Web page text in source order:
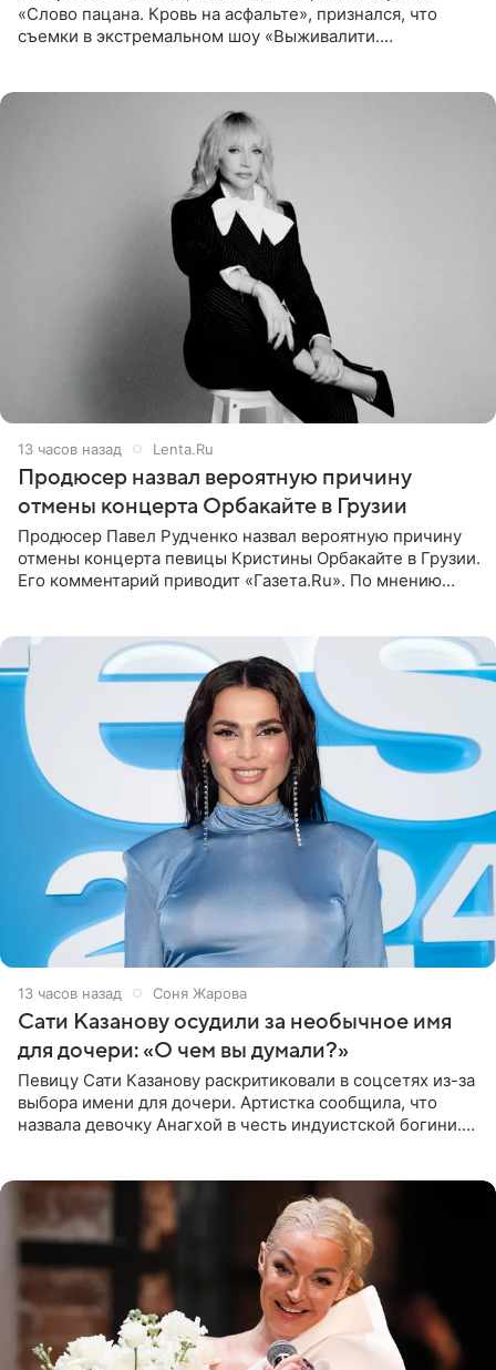
«Слово пацана. Кровь на асфальте», признался, что
съемки в экстремальном шоу «Выживалити.
13 часов назад Lenta.Ru
Продюсер назвал вероятную причину
отмены концерта Орбакайте в Грузии
Продюсер Павел Рудченко назвал вероятную причину
отмены концерта певицы Кристины Орбакайте в Грузии.
Его комментарий приводит «Газета.Ru». По мнению
13 часов назад Соня Жарова
Сати Казанову осудили за необычное имя
для дочери: «О чем вы думали?»
Певицу Сати Казанову раскритиковали в соцсетях из-за
выбора имени для дочери. Артистка сообщила, что
назвала девочку Анагхой в честь индуистской богини.